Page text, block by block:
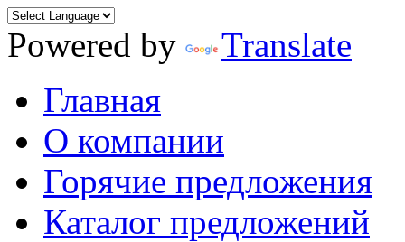
Powered by
Translate
Главная
О компании
Горячие предложения
Каталог предложений